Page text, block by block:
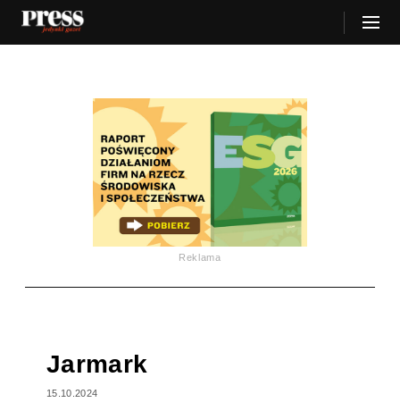
Reklama
Jarmark
15.10.2024